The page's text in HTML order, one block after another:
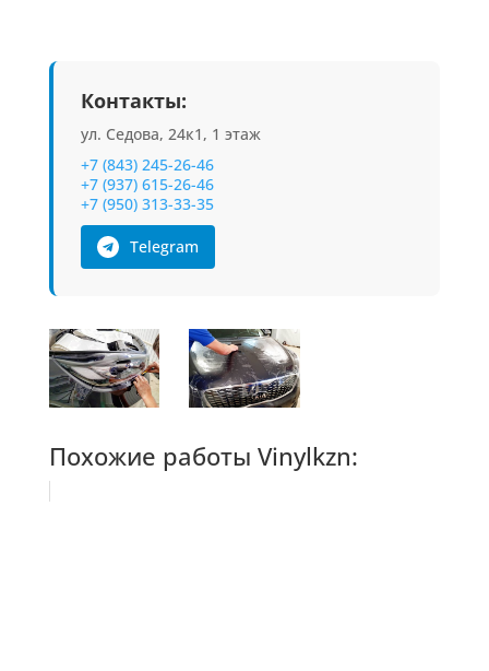
Контакты:
ул. Седова, 24к1, 1 этаж
+7 (843) 245-26-46
+7 (937) 615-26-46
+7 (950) 313-33-35
Telegram
Похожие работы Vinylkzn: